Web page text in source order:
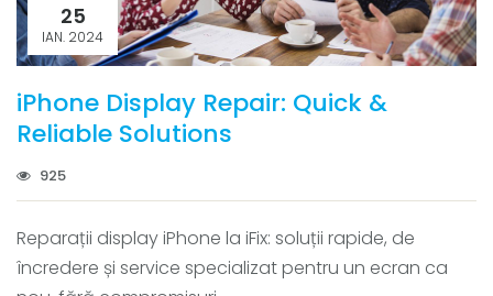
25
IAN. 2024
iPhone Display Repair: Quick &
Reliable Solutions
925
Reparații display iPhone la iFix: soluții rapide, de
încredere și service specializat pentru un ecran ca